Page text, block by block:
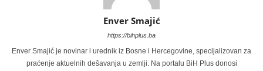
Enver Smajić
https://bihplus.ba
Enver Smajić je novinar i urednik iz Bosne i Hercegovine, specijalizovan za
praćenje aktuelnih dešavanja u zemlji. Na portalu BiH Plus donosi